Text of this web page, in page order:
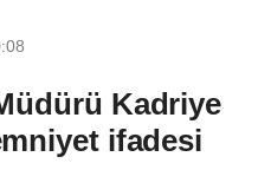
Kadriye
ifadesi